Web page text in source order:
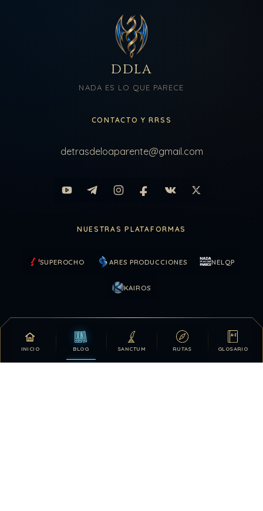
INICIO BLOG SANCTUM RUTAS GLOSARIO
DDLA
NADA ES LO QUE PARECE
CONTACTO Y RRSS
detrasdeloaparente@gmail.com
NUESTRAS PLATAFORMAS
SUPEROCHO ARES PRODUCCIONES NELQP
KAIROS
Tu apoyo hace posible que DDLA siga creciendo.